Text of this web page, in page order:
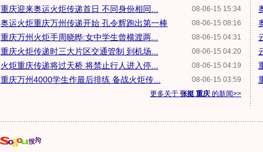
08-06-15 15:34
重庆迎来奥运火炬传递首日 不同身份相同...
08-06-15 08:16
奥运火炬重庆万州传递开始 孔令辉跑出第一棒
08-06-15 04:31
重庆万州火炬手周晓晔:女中学生曾横渡两...
08-06-15 04:20
重庆火炬传递时三大片区交通管制 到机场...
08-06-15 04:19
火炬重庆传递将过天桥 将禁止行人进入停...
08-06-15 03:59
重庆万州4000学生作最后排练 备战火炬传...
更多关于 张挺 重庆 的新闻>>